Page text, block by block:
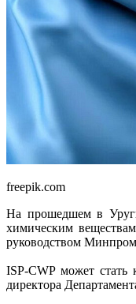
freepik.com
На прошедшем в
химическим
руководством
ISP-CWP может
директора